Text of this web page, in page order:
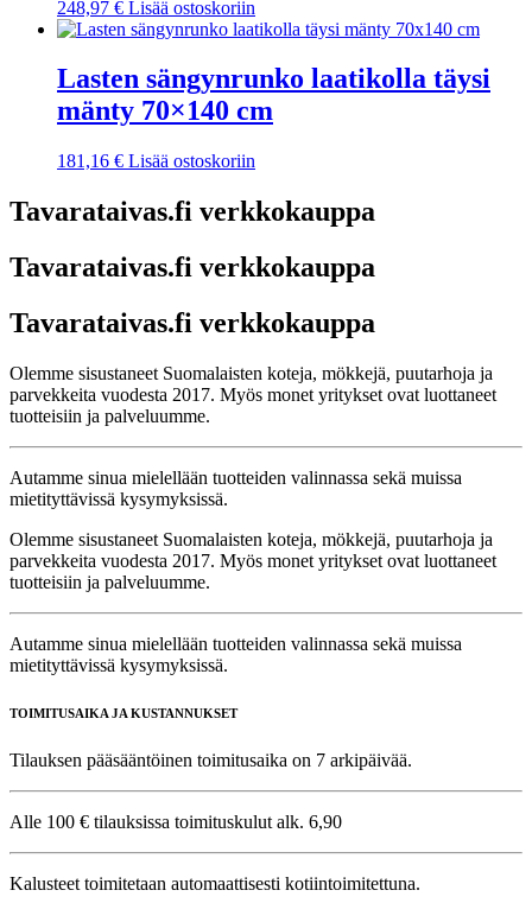
248,97 € Lisää ostoskoriin
Lasten sängynrunko laatikolla täysi
mänty 70×140 cm
181,16 € Lisää ostoskoriin
Tavarataivas.fi verkkokauppa
Tavarataivas.fi verkkokauppa
Tavarataivas.fi verkkokauppa
Olemme sisustaneet Suomalaisten koteja, mökkejä, puutarhoja ja
parvekkeita vuodesta 2017. Myös monet yritykset ovat luottaneet
tuotteisiin ja palveluumme.
Autamme sinua mielellään tuotteiden valinnassa sekä muissa
mietityttävissä kysymyksissä.
Olemme sisustaneet Suomalaisten koteja, mökkejä, puutarhoja ja
parvekkeita vuodesta 2017. Myös monet yritykset ovat luottaneet
tuotteisiin ja palveluumme.
Autamme sinua mielellään tuotteiden valinnassa sekä muissa
mietityttävissä kysymyksissä.
TOIMITUSAIKA JA KUSTANNUKSET
Tilauksen pääsääntöinen toimitusaika on 7 arkipäivää.
Alle 100 € tilauksissa toimituskulut alk. 6,90
Kalusteet toimitetaan automaattisesti kotiintoimitettuna.